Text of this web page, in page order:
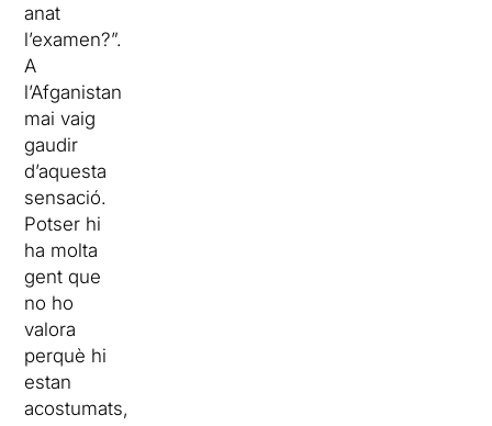
anat
l’examen?”.
A
l’Afganistan
mai vaig
gaudir
d’aquesta
sensació.
Potser hi
ha molta
gent que
no ho
valora
perquè hi
estan
acostumats,